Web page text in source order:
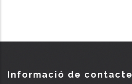
Informació de contacte